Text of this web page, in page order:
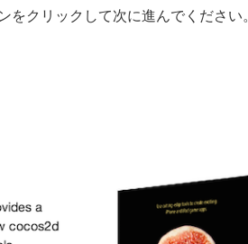
クリックして次に進んでください。